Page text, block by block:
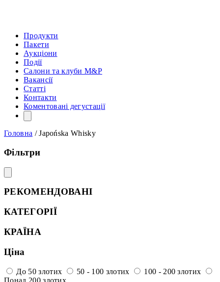
Продукти
Пакети
Аукціони
Події
Салони та клуби M&P
Вакансії
Статті
Контакти
Коментовані дегустації
Головна /Japońska Whisky
Фільтри
РЕКОМЕНДОВАНІ
КАТЕГОРІЇ
КРАЇНА
Ціна
До 50 злотих 50 - 100 злотих
100 - 200 злотих